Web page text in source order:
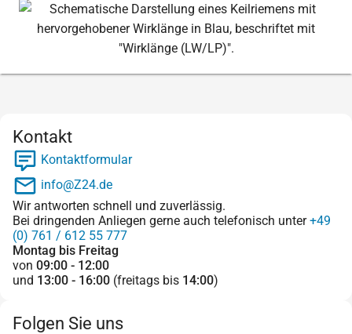
Kontakt
Kontaktformular
info@Z24.de
Wir antworten schnell und zuverlässig.
Bei dringenden Anliegen gerne auch telefonisch unter+49
(0) 761 / 612 55 777
Montag bis Freitag
von 09:00 - 12:00
und 13:00 - 16:00 (freitags bis 14:00)
Folgen Sie uns